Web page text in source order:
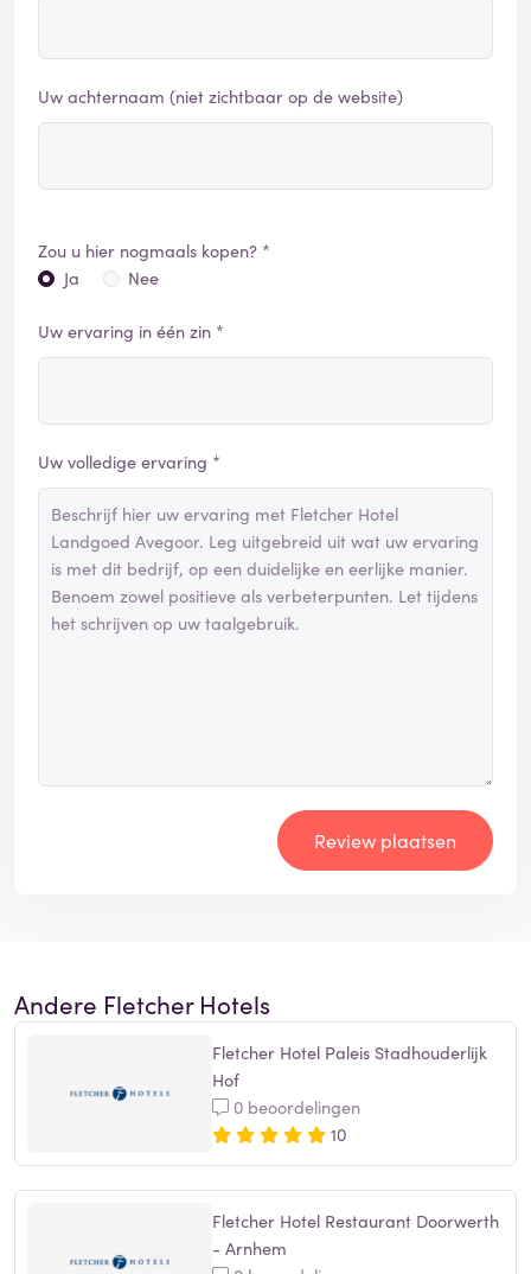
Uw achternaam (niet zichtbaar op de website)
Zou u hier nogmaals kopen? *
Ja
Nee
Uw ervaring in één zin *
Uw volledige ervaring *
Review plaatsen
Andere Fletcher Hotels
Fletcher Hotel Paleis Stadhouderlijk
Hof
0 beoordelingen
10
Fletcher Hotel Restaurant Doorwerth
- Arnhem